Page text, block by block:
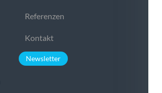
Referenzen
Kontakt
Newsletter